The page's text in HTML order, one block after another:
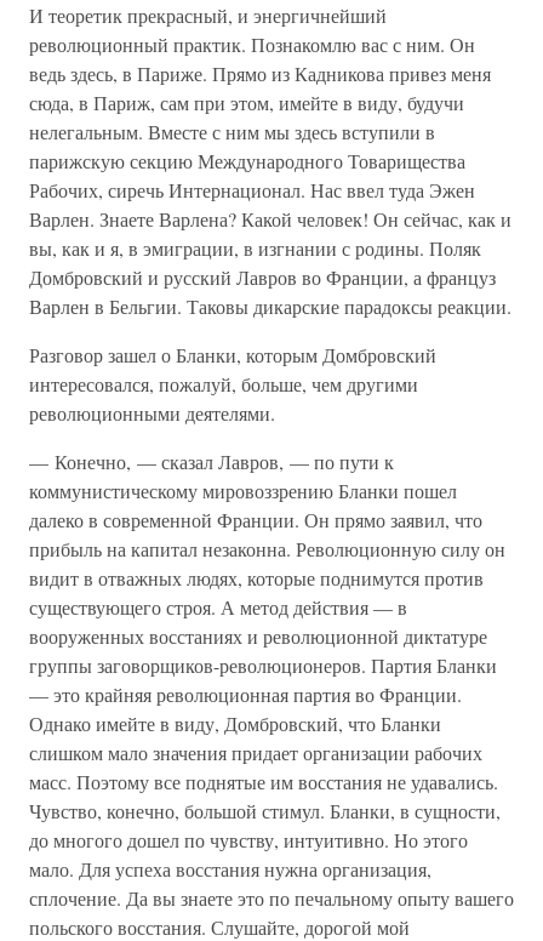
И теоретик прекрасный, и энергичнейший
революционный практик. Познакомлю вас с ним. Он
ведь здесь, в Париже. Прямо из Кадникова привез меня
сюда, в Париж, сам при этом, имейте в виду, будучи
нелегальным. Вместе с ним мы здесь вступили в
парижскую секцию Международного Товарищества
Рабочих, сиречь Интернационал. Нас ввел туда Эжен
Варлен. Знаете Варлена? Какой человек! Он сейчас, как и
вы, как и я, в эмиграции, в изгнании с родины. Поляк
Домбровский и русский Лавров во Франции, а француз
Варлен в Бельгии. Таковы дикарские парадоксы реакции.
Разговор зашел о Бланки, которым Домбровский
интересовался, пожалуй, больше, чем другими
революционными деятелями.
— Конечно, — сказал Лавров, — по пути к
коммунистическому мировоззрению Бланки пошел
далеко в современной Франции. Он прямо заявил, что
прибыль на капитал незаконна. Революционную силу он
видит в отважных людях, которые поднимутся против
существующего строя. А метод действия — в
вооруженных восстаниях и революционной диктатуре
группы заговорщиков-революционеров. Партия Бланки
— это крайняя революционная партия во Франции.
Однако имейте в виду, Домбровский, что Бланки
слишком мало значения придает организации рабочих
масс. Поэтому все поднятые им восстания не удавались.
Чувство, конечно, большой стимул. Бланки, в сущности,
до многого дошел по чувству, интуитивно. Но этого
мало. Для успеха восстания нужна организация,
сплочение. Да вы знаете это по печальному опыту вашего
польского восстания. Слушайте, дорогой мой